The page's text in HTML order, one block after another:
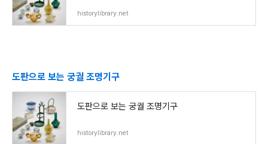
historylibrary.net
도판으로 보는 궁궐 조명기구
도판으로 보는 궁궐 조명기구
historylibrary.net